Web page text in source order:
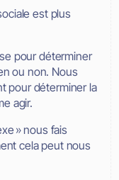
est plus
pour déterminer
ou non. Nous
pour déterminer la
agir.
» nous fais
cela peut nous